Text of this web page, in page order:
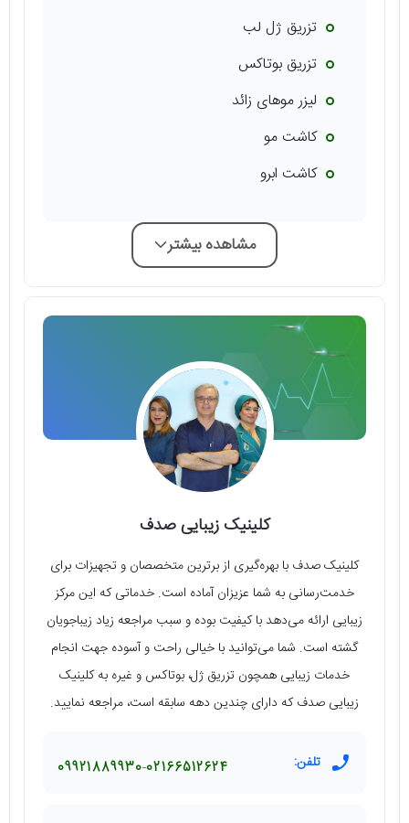
تزریق ژل لب
تزریق بوتاکس
لیزر موهای زائد
کاشت مو
کاشت ابرو
مشاهده بیشتر
کلینیک زیبایی صدف
کلینیک صدف با بهره‌گیری از برترین متخصصان و تجهیزات برای
خدمت‌رسانی به شما عزیزان آماده است. خدماتی که این مرکز
زیبایی ارائه می‌دهد با کیفیت بوده و سبب مراجعه زیاد زیباجویان
گشته است. شما می‌توانید با خیالی راحت و آسوده جهت انجام
خدمات زیبایی همچون تزریق ژل، بوتاکس و غیره به کلینیک
زیبایی صدف که دارای چندین دهه سابقه است، مراجعه نمایید.
تلفن: 02166512624
09921889930